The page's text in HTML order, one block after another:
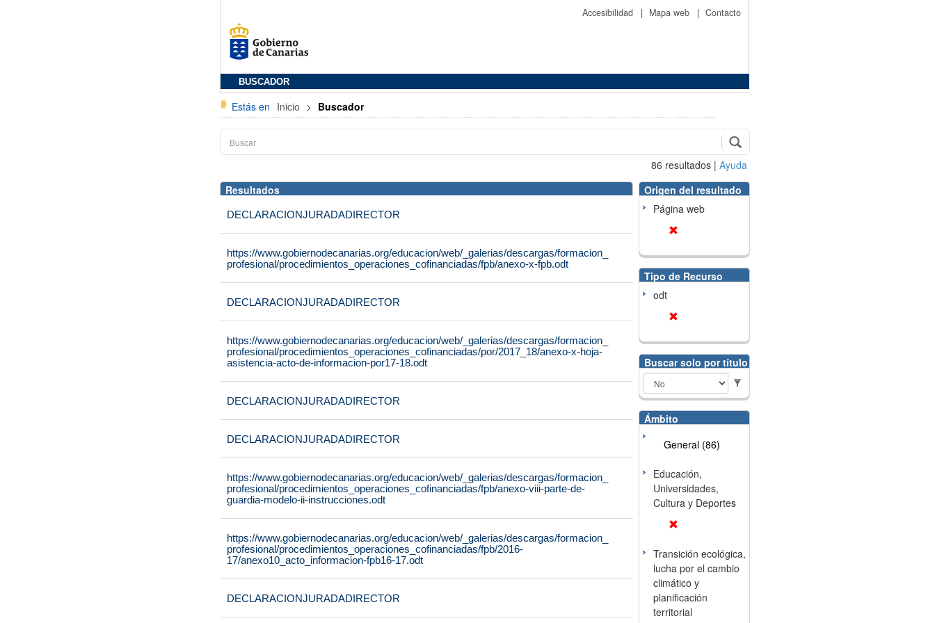
Accesibilidad | Mapa web | Contacto
BUSCADOR
Estás en Inicio > Buscador
86 resultados | Ayuda
Resultados
DECLARACIONJURADADIRECTOR
https://www.gobiernodecanarias.org/educacion/web/_galerias/descargas/formacion_
profesional/procedimientos_operaciones_cofinanciadas/fpb/anexo-x-fpb.odt
DECLARACIONJURADADIRECTOR
https://www.gobiernodecanarias.org/educacion/web/_galerias/descargas/formacion_
profesional/procedimientos_operaciones_cofinanciadas/por/2017_18/anexo-x-hoja-
asistencia-acto-de-informacion-por17-18.odt
DECLARACIONJURADADIRECTOR
DECLARACIONJURADADIRECTOR
https://www.gobiernodecanarias.org/educacion/web/_galerias/descargas/formacion_
profesional/procedimientos_operaciones_cofinanciadas/fpb/anexo-viii-parte-de-
guardia-modelo-ii-instrucciones.odt
https://www.gobiernodecanarias.org/educacion/web/_galerias/descargas/formacion_
profesional/procedimientos_operaciones_cofinanciadas/fpb/2016-
17/anexo10_acto_informacion-fpb16-17.odt
DECLARACIONJURADADIRECTOR
Origen del resultado
Página web
Tipo de Recurso
odt
Buscar solo por título
Ámbito
General (86)
Educación,
Universidades,
Cultura y Deportes
Transición ecológica,
lucha por el cambio
climático y
planificación
territorial